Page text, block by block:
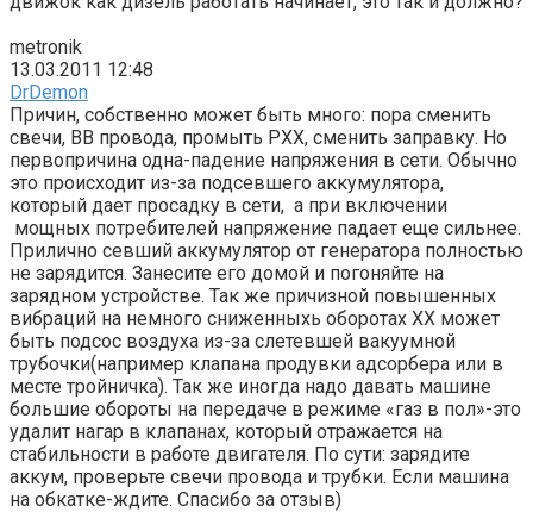
metronik
13.03.2011 12:48
DrDemon
Причин, собственно может быть много: пора сменить
свечи, ВВ провода, промыть РХХ, сменить заправку. Но
первопричина одна-падение напряжения в сети. Обычно
это происходит из-за подсевшего аккумулятора,
который дает просадку в сети, а при включении
мощных потребителей напряжение падает еще сильнее.
Прилично севший аккумулятор от генератора полностью
не зарядится. Занесите его домой и погоняйте на
зарядном устройстве. Так же причизной повышенных
вибраций на немного сниженныхь оборотах ХХ может
быть подсос воздуха из-за слетевшей вакуумной
трубочки(например клапана продувки адсорбера или в
месте тройничка). Так же иногда надо давать машине
большие обороты на передаче в режиме «газ в пол»-это
удалит нагар в клапанах, который отражается на
стабильности в работе двигателя. По сути: зарядите
аккум, проверьте свечи провода и трубки. Если машина
на обкатке-ждите. Спасибо за отзыв)